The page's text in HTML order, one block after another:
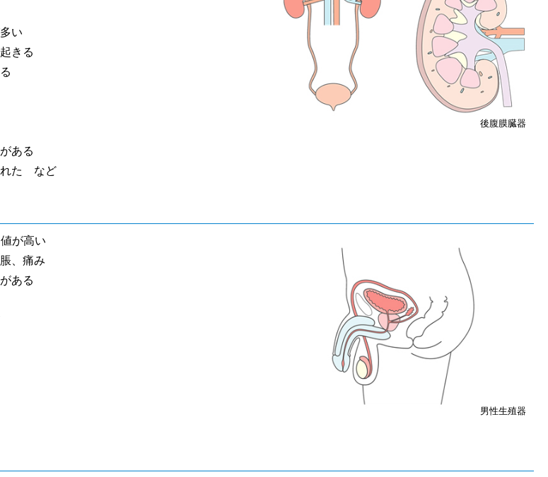
い
きる
ある
れた など
後腹膜臓器
が高い
、痛み
ある
男性生殖器